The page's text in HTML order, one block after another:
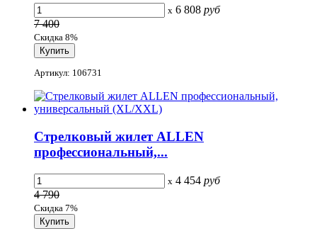
x 6 808 руб
7 400
Скидка 8%
Артикул: 106731
Стрелковый жилет ALLEN
профессиональный,...
x 4 454 руб
4 790
Скидка 7%